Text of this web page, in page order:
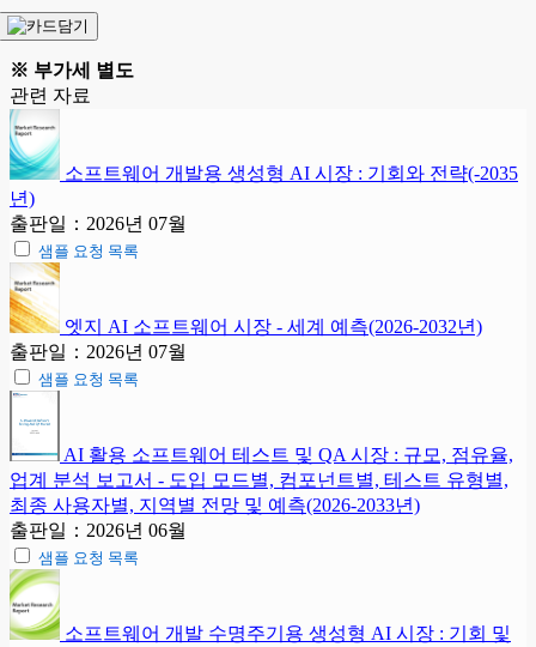
※ 부가세 별도
관련 자료
소프트웨어 개발용 생성형 AI 시장 : 기회와 전략(-2035
년)
출판일：2026년 07월
샘플 요청 목록
엣지 AI 소프트웨어 시장 - 세계 예측(2026-2032년)
출판일：2026년 07월
샘플 요청 목록
AI 활용 소프트웨어 테스트 및 QA 시장 : 규모, 점유율,
업계 분석 보고서 - 도입 모드별, 컴포넌트별, 테스트 유형별,
최종 사용자별, 지역별 전망 및 예측(2026-2033년)
출판일：2026년 06월
샘플 요청 목록
소프트웨어 개발 수명주기용 생성형 AI 시장 : 기회 및